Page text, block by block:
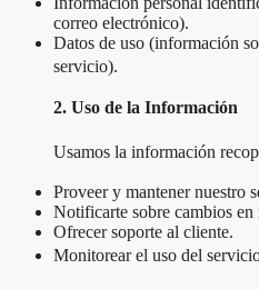
correo electrónico).
Datos de uso (información
servicio).
2. Uso de la Información
Usamos la información
Proveer y mantener nuestro
Notificarte sobre cambios en
Ofrecer soporte al cliente.
Monitorear el uso del